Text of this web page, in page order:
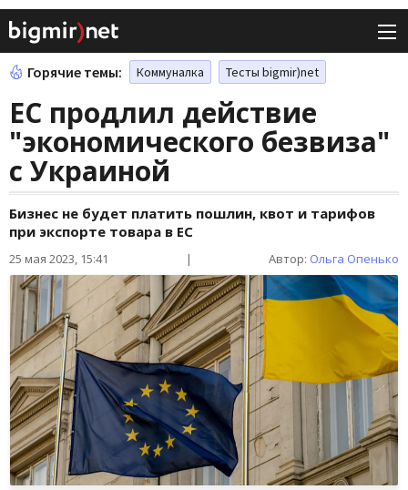
Горячие темы: Коммуналка Тесты bigmir)net
ЕС продлил действие
"экономического безвиза"
с Украиной
Бизнес не будет платить пошлин, квот и тарифов
при экспорте товара в ЕС
25 мая 2023, 15:41 | Автор: Ольга Опенько